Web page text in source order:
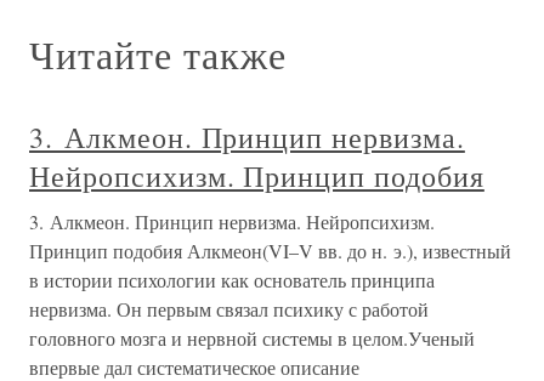
Читайте также
3. Алкмеон. Принцип нервизма.
Нейропсихизм. Принцип подобия
3. Алкмеон. Принцип нервизма. Нейропсихизм.
Принцип подобия Алкмеон(VI–V вв. до н. э.), известный
в истории психологии как основатель принципа
нервизма. Он первым связал психику с работой
головного мозга и нервной системы в целом.Ученый
впервые дал систематическое описание